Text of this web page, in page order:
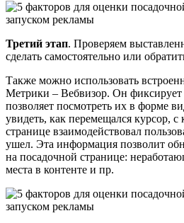
Третий этап. Проверяем
сделать самостоятельно или
Также можно использовать
Метрики – Вебвизор. Он фиксирует
позволяет посмотреть их в форме
увидеть, как перемещался курсор,
странице взаимодействовал
ушел. Эта информация позволит
на посадочной странице:
места в контенте и пр.